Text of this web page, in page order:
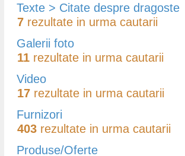
Texte > Citate despre dragoste
7 rezultate in urma cautarii
Galerii foto
11 rezultate in urma cautarii
Video
17 rezultate in urma cautarii
Furnizori
403 rezultate in urma cautarii
Produse/Oferte